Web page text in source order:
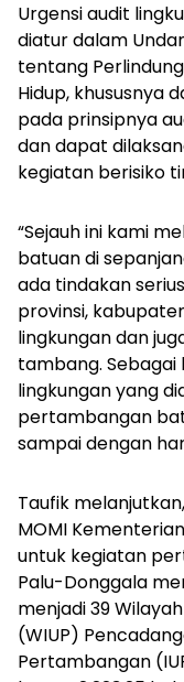
Urgensi audit
diatur dalam
tentang
Hidup, khususnya
pada prinsipnya
dan dapat
kegiatan berisiko
“Sejauh ini kami
batuan di
ada tindakan
provinsi,
lingkungan dan
tambang. Sebagai
lingkungan yang
pertambangan
sampai dengan
Taufik
MOMI
untuk kegiatan
Palu-Donggala
menjadi 39
(WIUP)
Pertambangan